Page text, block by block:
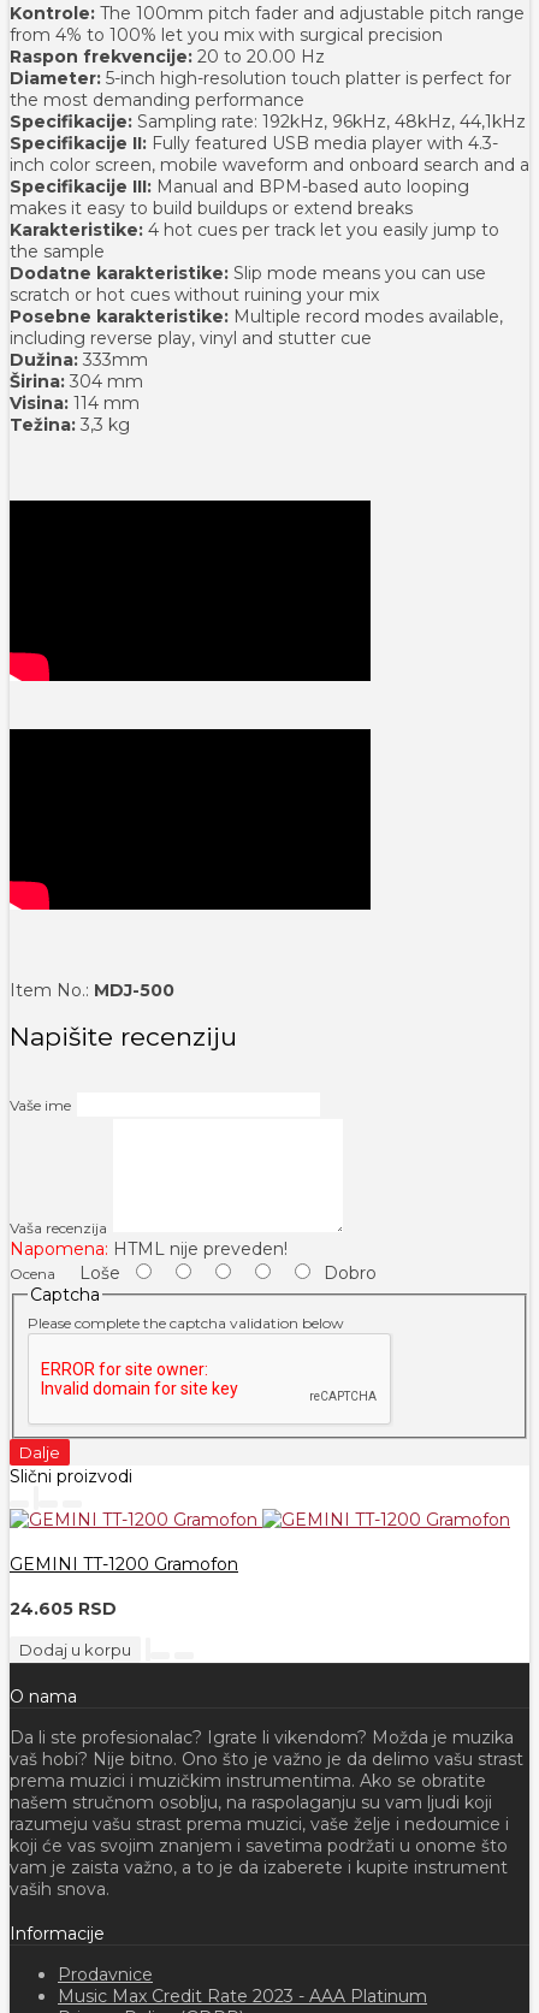
Kontrole: The 100mm pitch fader and adjustable pitch range
from 4% to 100% let you mix with surgical precision
Raspon frekvencije: 20 to 20.00 Hz
Diameter: 5-inch high-resolution touch platter is perfect for
the most demanding performance
Specifikacije: Sampling rate: 192kHz, 96kHz, 48kHz, 44,1kHz
Specifikacije II: Fully featured USB media player with 4.3-
inch color screen, mobile waveform and onboard search and a
Specifikacije III: Manual and BPM-based auto looping
makes it easy to build buildups or extend breaks
Karakteristike: 4 hot cues per track let you easily jump to
the sample
Dodatne karakteristike: Slip mode means you can use
scratch or hot cues without ruining your mix
Posebne karakteristike: Multiple record modes available,
including reverse play, vinyl and stutter cue
Dužina: 333mm
Širina: 304 mm
Visina: 114 mm
Težina: 3,3 kg
Item No.: MDJ-500
Napišite recenziju
Vaše ime
Vaša recenzija
Napomena: HTML nije preveden!
Ocena Loše
Dobro
Captcha
Please complete the captcha validation below
Dalje
Slični proizvodi
GEMINI TT-1200 Gramofon
24.605 RSD
Dodaj u korpu
O nama
Da li ste profesionalac? Igrate li vikendom? Možda je muzika
vaš hobi? Nije bitno. Ono što je važno je da delimo vašu strast
prema muzici i muzičkim instrumentima. Ako se obratite
našem stručnom osoblju, na raspolaganju su vam ljudi koji
razumeju vašu strast prema muzici, vaše želje i nedoumice i
koji će vas svojim znanjem i savetima podržati u onome što
vam je zaista važno, a to je da izaberete i kupite instrument
vaših snova.
Informacije
Prodavnice
Music Max Credit Rate 2023 - AAA Platinum